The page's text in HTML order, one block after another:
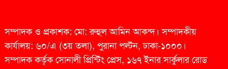
সম্পাদক ও প্রকাশক: মো: রুহুল আমিন আকন্দ। সম্পাদকীয়
কার্যালয়: ৬০/এ (৩য় তলা), পুরানা পল্টন, ঢাকা-১০০০।
সম্পাদক কর্তৃক সোনালী প্রিন্টিং প্রেস, ১৬৭ ইনার সার্কুলার রোড